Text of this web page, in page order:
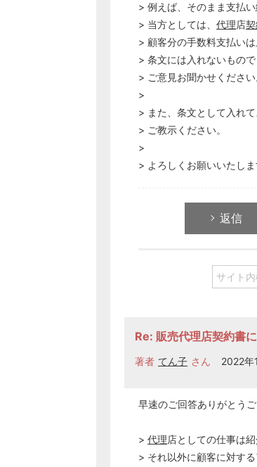
> 例えば、そのまま支払
> 当方としては、 代理店
> 顧客分の手数料支払い
> 条文には入れないもの
> ご意見お聞かせください
>
> また、条文として入れ
> ご教示ください。
>
> よろしくお願いいたしま
返信
Re: 販売代理店契約書
著者 てん子 さん 2022年
早速のご回答ありがとうご
> 代理店としての仕事は
> それ以外に顧客に対す